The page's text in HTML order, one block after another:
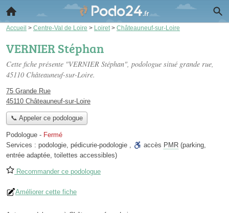
Accueil > Centre-Val de Loire > Loiret > Châteauneuf-sur-Loire
VERNIER Stéphan
Cette fiche présente "VERNIER Stéphan", podologue situé grande rue,
45110 Châteauneuf-sur-Loire.
75 Grande Rue
45110 Châteauneuf-sur-Loire
📞 Appeler ce podologue
Podologue - Fermé
Services : podologie, pédicurie-podologie , accès PMR (parking,
entrée adaptée, toilettes accessibles)
Recommander ce podologue
Améliorer cette fiche